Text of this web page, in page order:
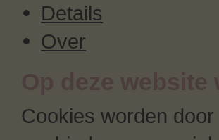
Details
Over
Op deze
Cookies worden